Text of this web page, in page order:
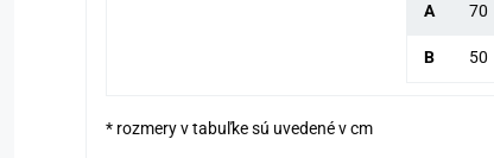
A 70
B 50
* rozmery v tabuľke sú uvedené v cm